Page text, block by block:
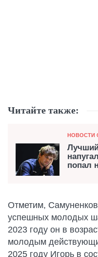
Читайте также:
Категория
НОВОСТИ
попал
Отметим,
успешных молодых
2023 году он в
молодым
2025 году Игорь в